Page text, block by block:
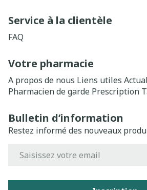
Service à la clientèle
FAQ
Votre pharmacie
A propos de nous Liens utiles
Pharmacien de garde Prescription
Bulletin d’information
Restez informé des nouveaux